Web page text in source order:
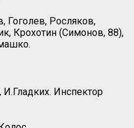
Росляков,
Крохотин (Симонов, 88),
Инспектор